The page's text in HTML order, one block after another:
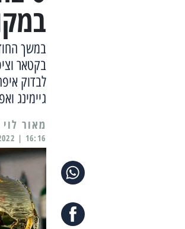
במשך
בקטאר
לבדוק
גיימינג
מאור לוי
16:16 | 20/11/2022